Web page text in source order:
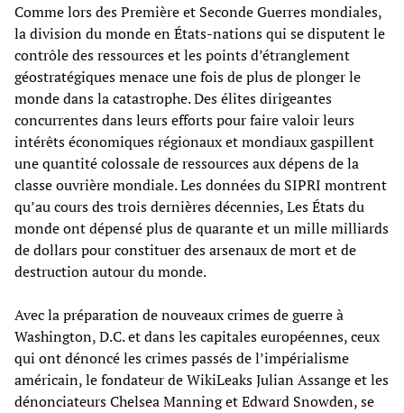
Comme lors des Première et Seconde Guerres mondiales,
la division du monde en États-nations qui se disputent le
contrôle des ressources et les points d’étranglement
géostratégiques menace une fois de plus de plonger le
monde dans la catastrophe. Des élites dirigeantes
concurrentes dans leurs efforts pour faire valoir leurs
intérêts économiques régionaux et mondiaux gaspillent
une quantité colossale de ressources aux dépens de la
classe ouvrière mondiale. Les données du SIPRI montrent
qu’au cours des trois dernières décennies, Les États du
monde ont dépensé plus de quarante et un mille milliards
de dollars pour constituer des arsenaux de mort et de
destruction autour du monde.
Avec la préparation de nouveaux crimes de guerre à
Washington, D.C. et dans les capitales européennes, ceux
qui ont dénoncé les crimes passés de l’impérialisme
américain, le fondateur de WikiLeaks Julian Assange et les
dénonciateurs Chelsea Manning et Edward Snowden, se